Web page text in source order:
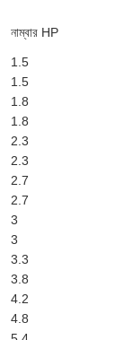
নাম্বার HP
1.5
1.5
1.8
1.8
2.3
2.3
2.7
2.7
3
3
3.3
3.8
4.2
4.8